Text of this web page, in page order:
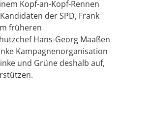
Kopf-an-Kopf-Rennen
der SPD, Frank
früheren
Hans-Georg Maaßen
Kampagnenorganisation
und Grüne deshalb auf,